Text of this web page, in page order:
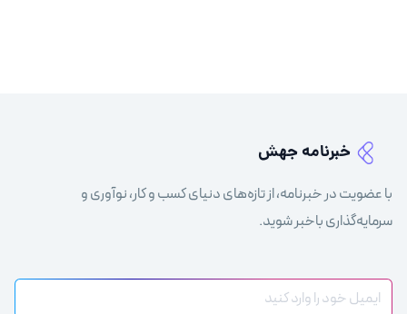
خبرنامه جهش
با عضویت در خبرنامه، از تازه‌های دنیای کسب و کار، نوآوری و
سرمایه‌گذاری باخبر شوید.